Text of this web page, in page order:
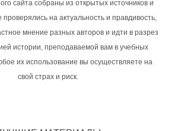
сайта собраны из открытых источников и
на актуальность и правдивость,
мнение разных авторов и идти в разрез
истории, преподаваемой вам в учебных
их использование вы осуществляете на
свой страх и риск.